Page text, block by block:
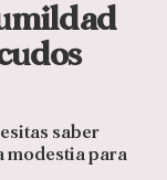
saber
modestia para